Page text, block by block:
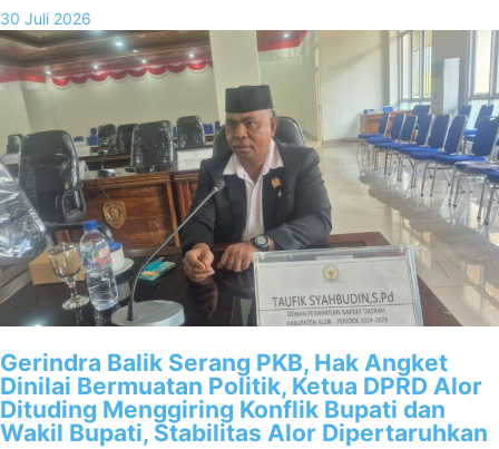
30 Juli 2026
Gerindra Balik Serang PKB, Hak Angket
Dinilai Bermuatan Politik, Ketua DPRD Alor
Dituding Menggiring Konflik Bupati dan
Wakil Bupati, Stabilitas Alor Dipertaruhkan